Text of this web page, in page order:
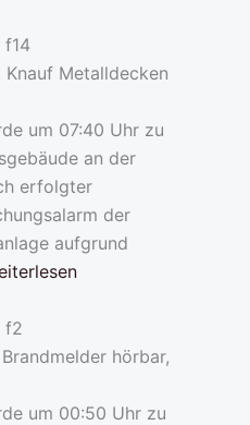
f14
Knauf Metalldecken
um 07:40 Uhr zu
an der
erfolgter
der
aufgrund
f2
hörbar,
um 00:50 Uhr zu